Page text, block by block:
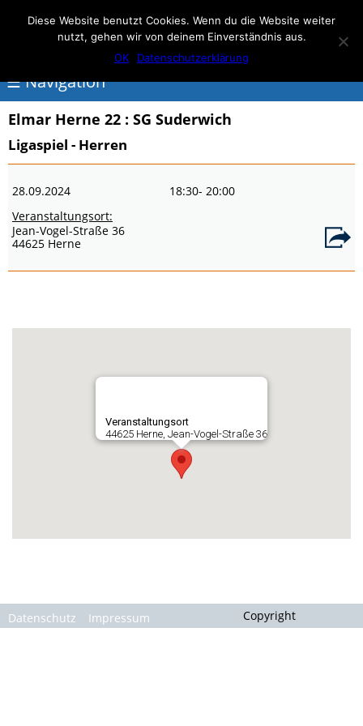
Elmar Herne 22
100% Handball
☰ Navigation
<
Über
Elmar
Herne
Events
Elmar Herne 22 : SG Suderwich
Ligaspiel - Herren
28.09.2024 18:30- 20:00
Veranstaltungsort:
Jean-Vogel-Straße 36
44625 Herne
Veranstaltungsort
44625 Herne, Jean-Vogel-Straße 36
Datenschutz Impressum Copyright
Diese Website benutzt Cookies. Wenn du die Website weiter
nutzt, gehen wir von deinem Einverständnis aus.
OK
Datenschutzerklärung